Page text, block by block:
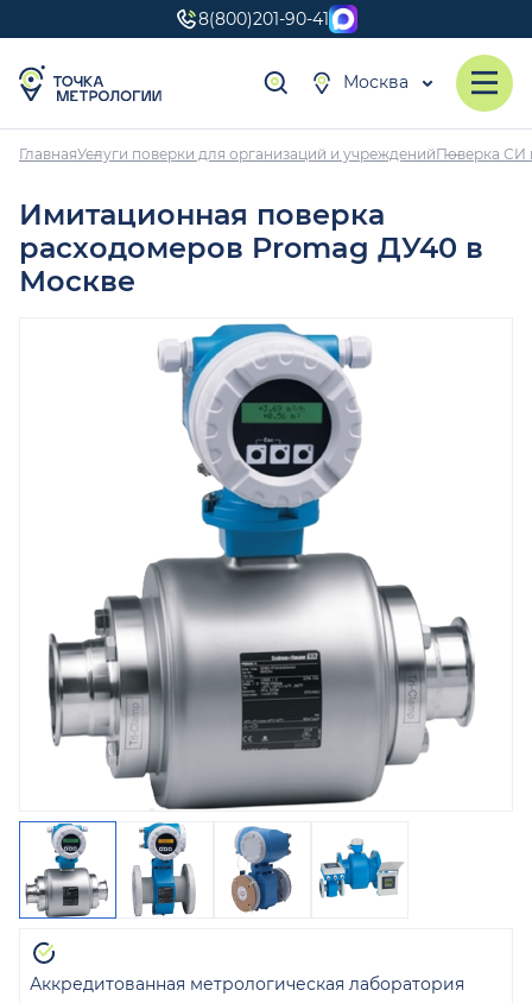
8(800)201-90-41
Москва
ГлавнаяУслуги поверки для организаций и учрежденийПоверка СИ
Имитационная поверка
расходомеров Promag ДУ40 в
Москве
Аккредитованная метрологическая лаборатория